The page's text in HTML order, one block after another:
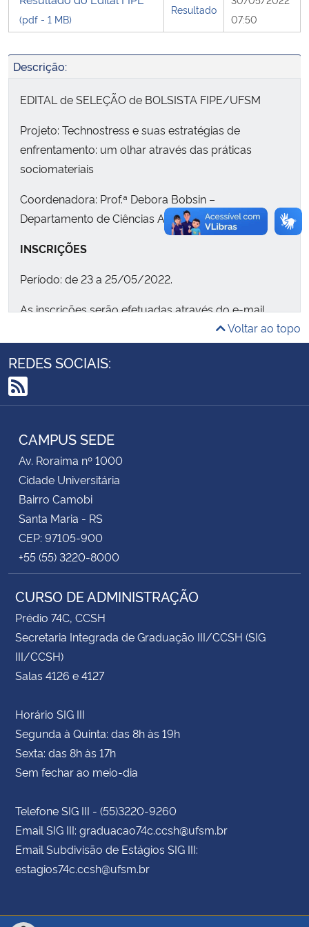
Secretaria-Geral
Secretaria de Governo
Gabinete de Segurança Institucional
Planalto
(pdf - 1 MB)
Resultado
07:50
Descrição:
EDITAL de SELEÇÃO de BOLSISTA FIPE/UFSM
Projeto: Technostress e suas estratégias de
enfrentamento: um olhar através das práticas
sociomateriais
Coordenadora: Prof.ª Debora Bobsin –
Departamento de Ciências Administrativas
INSCRIÇÕES
Período: de 23 a 25/05/2022.
As inscrições serão efetuadas através do e-mail
REQUISITOS (entre outros):
Estar regularmente matriculado(a) no curso de
graduação em Administração da UFSM
Voltar ao topo
REDES SOCIAIS:
RSS
CAMPUS SEDE
Av. Roraima nº 1000
Cidade Universitária
Bairro Camobi
Santa Maria - RS
CEP: 97105-900
+55 (55) 3220-8000
CURSO DE ADMINISTRAÇÃO
Prédio 74C, CCSH
Secretaria Integrada de Graduação III/CCSH (SIG
III/CCSH)
Salas 4126 e 4127
Horário SIG III
Segunda à Quinta: das 8h às 19h
Sexta: das 8h às 17h
Sem fechar ao meio-dia
Telefone SIG III - (55)3220-9260
Email SIG III: graduacao74c.ccsh@ufsm.br
Email Subdivisão de Estágios SIG III:
estagios74c.ccsh@ufsm.br